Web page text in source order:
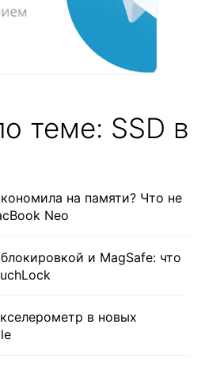
теме: SSD в
на памяти? Что не
Neo
и MagSafe: что
в новых